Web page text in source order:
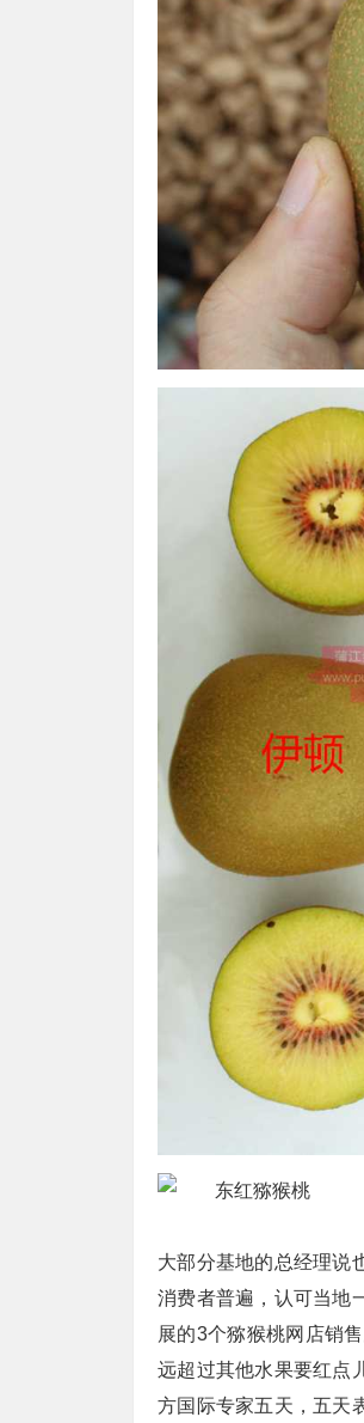
大部分基地的总经理说
消费者普遍，认可当地
展的3个猕猴桃网店销
远超过其他水果要红点
方国际专家五天，五天